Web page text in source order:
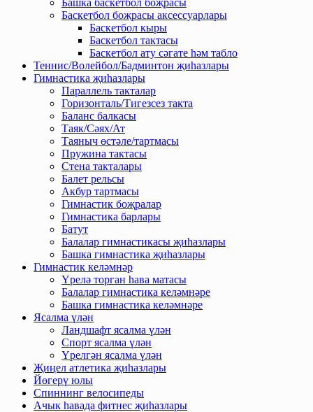
Баскетбол боҗрасы аксессуарлары
Баскетбол кыры
Баскетбол тактасы
Баскетбол ату сәгате һәм табло
Теннис/Волейбол/Бадминтон җиһазлары
Гимнастика җиһазлары
Параллель такталар
Горизонталь/Тигезсез такта
Баланс балкасы
Таяк/Сәях/Ат
Таяныч өстәле/тартмасы
Пружина тактасы
Стена такталары
Балет рельсы
Акбур тартмасы
Гимнастик боҗралар
Гимнастика барлары
Батут
Балалар гимнастикасы җиһазлары
Башка гимнастика җиһазлары
Гимнастик келәмнәр
Үрелә торган һава матасы
Балалар гимнастика келәмнәре
Башка гимнастика келәмнәре
Ясалма үлән
Ландшафт ясалма үлән
Спорт ясалма үлән
Үрелгән ясалма үлән
Җиңел атлетика җиһазлары
Йөгерү юлы
Спиннинг велосипеды
Ачык һавада фитнес җиһазлары